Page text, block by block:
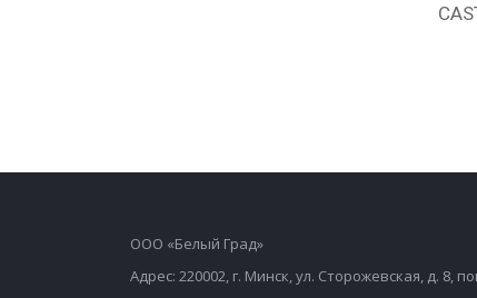
ООО «Белый Град»
Адрес: 220002, г. Минск, ул. Сторожевская, д. 8,